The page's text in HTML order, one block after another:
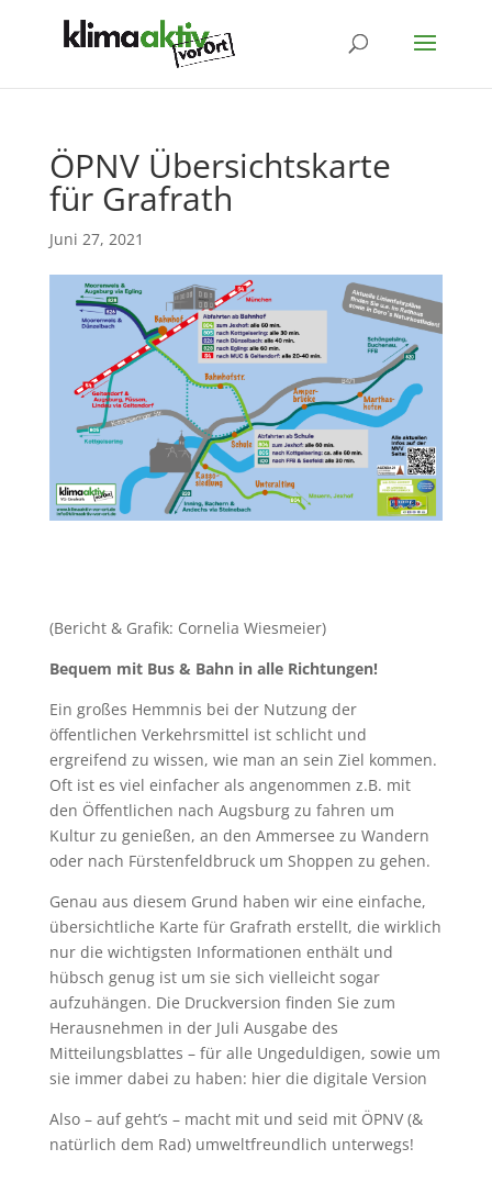
ÖPNV Übersichtskarte
für Grafrath
Juni 27, 2021
(Bericht & Grafik: Cornelia Wiesmeier)
Bequem mit Bus & Bahn in alle Richtungen!
Ein großes Hemmnis bei der Nutzung der
öffentlichen Verkehrsmittel ist schlicht und
ergreifend zu wissen, wie man an sein Ziel kommen.
Oft ist es viel einfacher als angenommen z.B. mit
den Öffentlichen nach Augsburg zu fahren um
Kultur zu genießen, an den Ammersee zu Wandern
oder nach Fürstenfeldbruck um Shoppen zu gehen.
Genau aus diesem Grund haben wir eine einfache,
übersichtliche Karte für Grafrath erstellt, die wirklich
nur die wichtigsten Informationen enthält und
hübsch genug ist um sie sich vielleicht sogar
aufzuhängen. Die Druckversion finden Sie zum
Herausnehmen in der Juli Ausgabe des
Mitteilungsblattes – für alle Ungeduldigen, sowie um
sie immer dabei zu haben: hier die digitale Version
Also – auf geht’s – macht mit und seid mit ÖPNV (&
natürlich dem Rad) umweltfreundlich unterwegs!